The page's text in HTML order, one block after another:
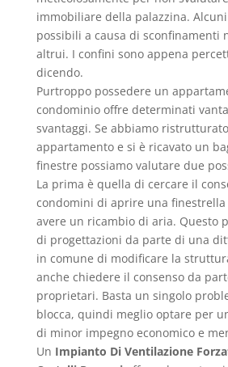
immobiliare della palazzina.
possibili a causa di sconfinamenti
altrui. I confini sono appena
dicendo.
Purtroppo possedere un
condominio offre determinati
svantaggi. Se abbiamo
appartamento e si è ricavato un
finestre possiamo valutare due
La prima è quella di cercare il
condomini di aprire una
avere un ricambio di aria. Questo
di progettazioni da parte di una
in comune di modificare la
anche chiedere il consenso da
proprietari. Basta un singolo
blocca, quindi meglio optare per
di minor impegno economico e
Un Impianto Di Ventilazione